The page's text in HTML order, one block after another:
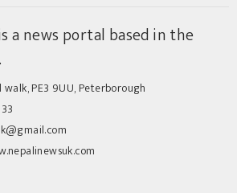
ago
a news portal based in the
PE3 9UU, Peterborough